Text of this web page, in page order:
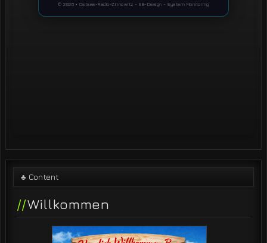
♣ Content
Willkommen